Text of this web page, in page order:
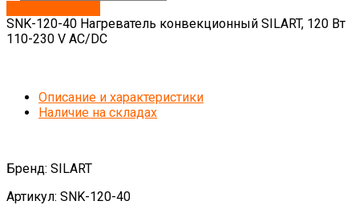
SNK-120-40 Нагреватель конвекционный SILART, 120 Вт
110-230 V AC/DC
Описание и характеристики
Наличие на складах
Бренд: SILART
Артикул: SNK-120-40